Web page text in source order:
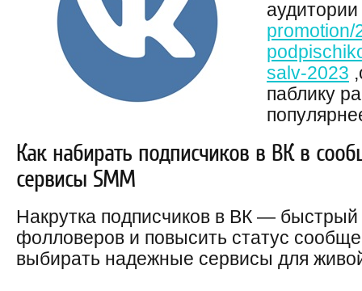
promotion/
salv-2023
паблику
Как набирать подписчиков в ВК в
сервисы SMM
Накрутка подписчиков в ВК — быстрый
фолловеров и повысить статус
выбирать надежные сервисы для